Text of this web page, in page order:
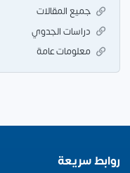
جميع المقالات
دراسات الجدوي
معلومات عامة
روابط سريعة